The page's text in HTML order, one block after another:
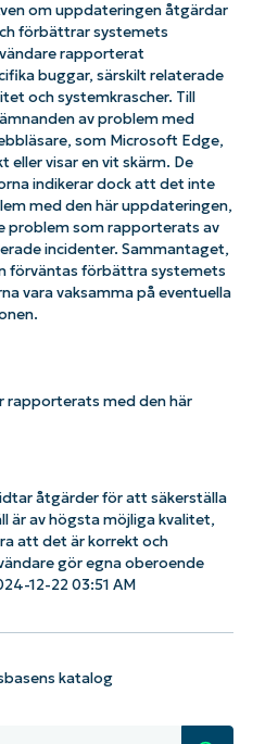
om uppdateringen åtgärdar
förbättrar systemets
rapporterat
buggar, särskilt relaterade
och systemkrascher. Till
av problem med
som Microsoft Edge,
eller visar en vit skärm. De
indikerar dock att det inte
med den här uppdateringen,
problem som rapporterats av
incidenter. Sammantaget,
förväntas förbättra systemets
vara vaksamma på eventuella
rapporterats med den här
åtgärder för att säkerställa
är av högsta möjliga kvalitet,
att det är korrekt och
gör egna oberoende
12-22 03:51 AM
katalog